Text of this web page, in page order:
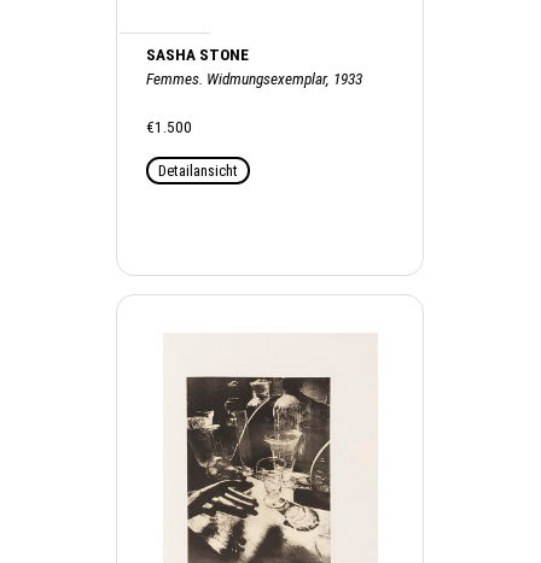
SASHA STONE
Femmes. Widmungsexemplar, 1933
€1.500
Detailansicht